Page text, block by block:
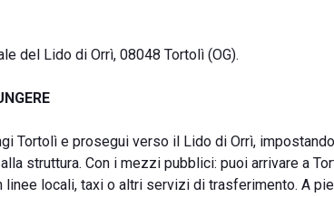
del Lido di Orrì, 08048 Tortolì (OG).
Tortolì e prosegui verso il Lido di Orrì,
struttura. Con i mezzi pubblici: puoi arrivare a
linee locali, taxi o altri servizi di trasferimento. A